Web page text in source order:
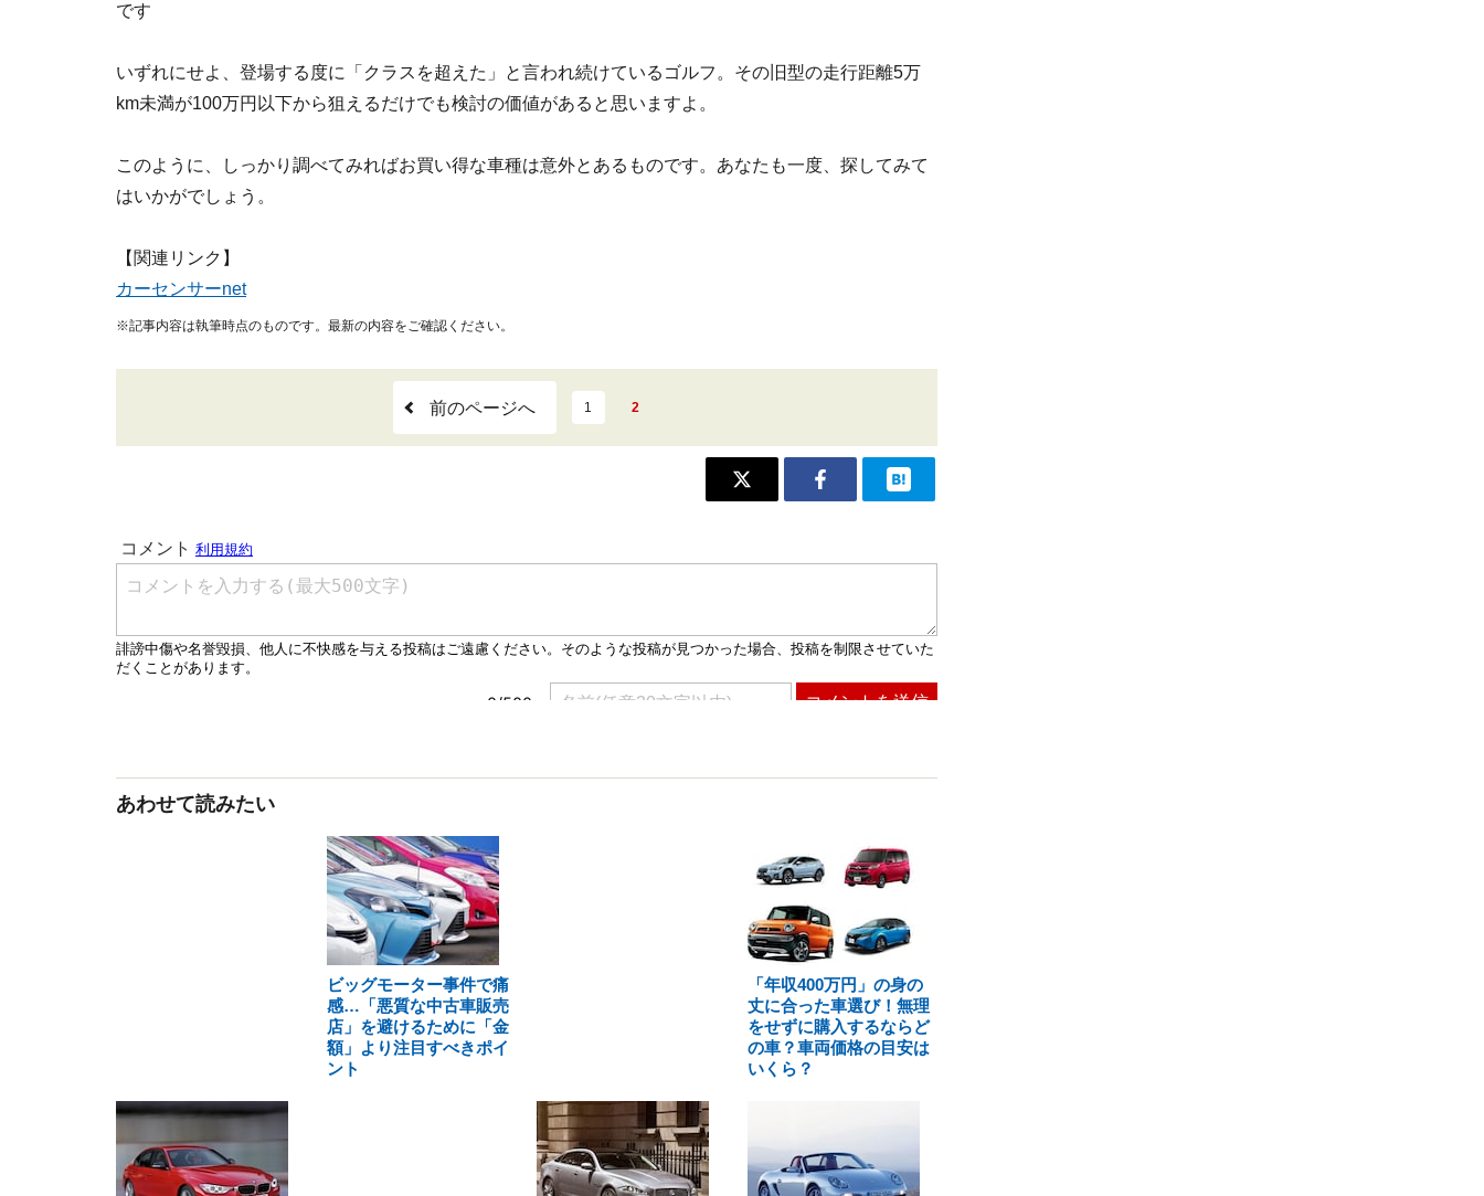
です
いずれにせよ、登場する度に「クラスを超えた」と言われ続けているゴルフ。その旧型の走行距離5万
km未満が100万円以下から狙えるだけでも検討の価値があると思いますよ。
このように、しっかり調べてみればお買い得な車種は意外とあるものです。あなたも一度、探してみて
はいかがでしょう。
【関連リンク】
カーセンサーnet
※記事内容は執筆時点のものです。最新の内容をご確認ください。
前のページへ 1 2
あわせて読みたい
ビッグモーター事件で痛
感…「悪質な中古車販売
店」を避けるために「金
額」より注目すべきポイ
ント
「年収400万円」の身の
丈に合った車選び！無理
をせずに購入するならど
の車？車両価格の目安は
いくら？